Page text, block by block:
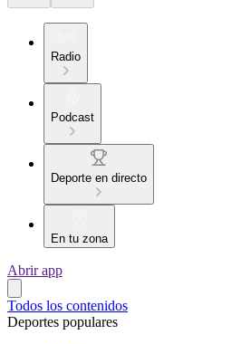
Radio
Podcast
Deporte en directo
En tu zona
Abrir app
Todos los contenidos
Deportes populares